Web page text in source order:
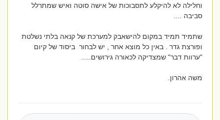
וחלילה לא להיקלע לתסבוכות של אישה סוטה ואיש שמתרלל
סביבה ....
שתמיד תמיד במקום להישאבק למערכת של קנאה בלתי נשלטת
ופורצת גדר . באין כל מוצא אחר , יש לבחור ביסוד של קיום
"ערוות דבר" שמצדיקה לכאורה גירושים.....
משה אהרון.